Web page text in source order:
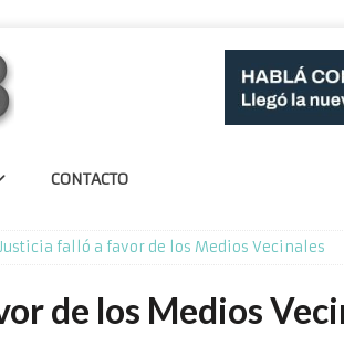
CONTACTO
falló a favor de los Medios Vecinales
de los Medios